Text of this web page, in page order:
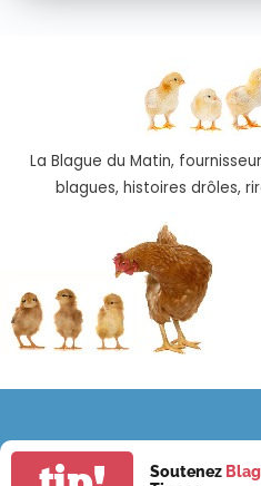
La Blague du Matin,
blagues, histoires drôles,
Soutenez